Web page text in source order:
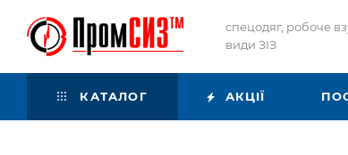
спецодяг, робоче
види ЗІЗ
КАТАЛОГ АКЦІЇ